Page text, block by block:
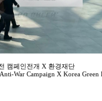
캠페인전개 X 환경재단
War Campaign X Korea Green